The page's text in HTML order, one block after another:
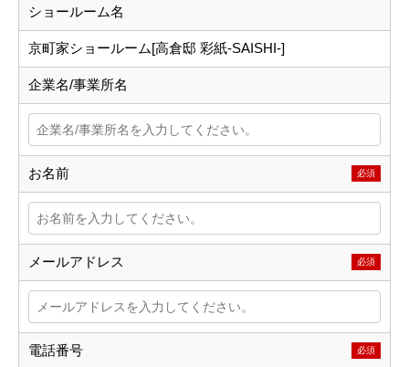
ショールーム名
京町家ショールーム[高倉邸 彩紙-SAISHI-]
企業名/事業所名
お名前 必須
メールアドレス 必須
電話番号 必須